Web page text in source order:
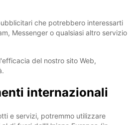
che potrebbero interessarti
Messenger o qualsiasi altro servizio
del nostro sito Web,
internazionali
e servizi, potremmo utilizzare